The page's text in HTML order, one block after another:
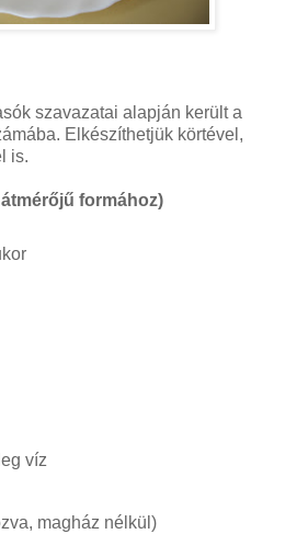
szavazatai alapján került a
Elkészíthetjük körtével,
is.
formához)
víz
magház nélkül)